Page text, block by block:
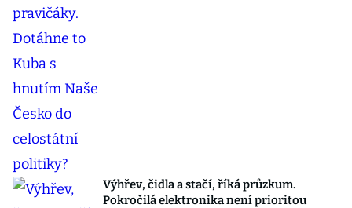
Výhřev, čidla a stačí, říká průzkum.
Pokročilá elektronika není prioritou